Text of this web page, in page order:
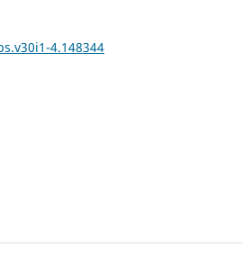
4.148344